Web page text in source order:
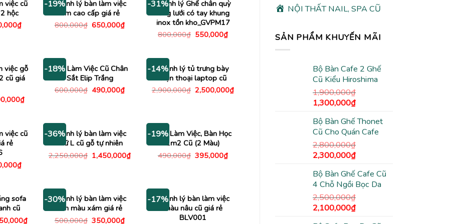
NỘI THẤT NAIL, SPA CŨ
SẢN PHẨM KHUYẾN MÃI
Bộ Bàn Cafe 2 Ghế
Cũ Kiểu Hiroshima
1,900,000₫
Giá
là:
1,900,000₫.
1,300,000₫Giá
tại
là:
1,300,000₫.
Bộ Bàn Ghế Thonet
Cũ Cho Quán Cafe
2,800,000₫
Giá
là:
2,800,000₫.
2,300,000₫Giá
tại
là:
2,300,000₫.
Bộ Bàn Ghế Cafe Cũ
4 Chỗ Ngồi Bọc Da
2,500,000₫
Giá
2,100,000₫Giá
việc cũ
hộc
₫Giá
-19%
Thanh lý bàn làm việc
1m cao cấp giá rẻ
800,000₫ Giá
650,000₫Giá
-31%
Thanh lý Ghế chân quỳ
lưng lưới có tay khung
inox tồn kho_GVPM17
800,000₫ Giá
550,000₫Giá
việc gỗ
cũ giá
₫Giá
600,000₫.
-18%
Bàn Làm Việc Cũ Chân
Sắt Elip Trắng
600,000₫ Giá
490,000₫Giá
-14%
Thanh lý tủ trưng bày
điện thoại laptop cũ
2,900,000₫ Giá
gốc
2,500,000₫Giá
việc cũ
rẻ
₫Giá
650,000₫.
-36%
Thanh lý bàn làm việc
chữ L cũ gỗ tự nhiên
2,250,000₫ Giá
gốc
1,450,000₫Giá
-19%
Bàn Làm Việc, Bàn Học
1m2 Cũ (2 Màu)
490,000₫ Giá
395,000₫Giá
sofa
cũ
₫Giá
-30%
Thanh lý bàn làm việc
1m màu xám giá rẻ
500,000₫ Giá
350,000₫Giá
-17%
Thanh lý bàn làm việc
màu nâu cũ giá rẻ
BLV001